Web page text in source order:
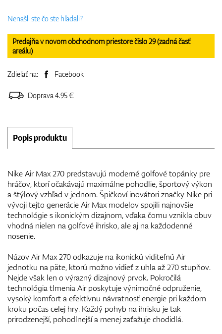
Nenašli ste čo ste hľadali?
Predajňa v novom obchodnom priestore číslo 29 (zadná časť
areálu)
Zdieľať na: Facebook
Doprava 4.95 €
Popis produktu
Nike Air Max 270 predstavujú moderné golfové topánky pre
hráčov, ktorí očakávajú maximálne pohodlie, športový výkon
a štýlový vzhľad v jednom. Špičkoví inovátori značky Nike pri
vývoji tejto generácie Air Max modelov spojili najnovšie
technológie s ikonickým dizajnom, vďaka čomu vznikla obuv
vhodná nielen na golfové ihrisko, ale aj na každodenné
nosenie.
Názov Air Max 270 odkazuje na ikonickú viditeľnú Air
jednotku na päte, ktorú možno vidieť z uhla až 270 stupňov.
Nejde však len o výrazný dizajnový prvok. Pokročilá
technológia tlmenia Air poskytuje výnimočné odpruženie,
vysoký komfort a efektívnu návratnosť energie pri každom
kroku počas celej hry. Každý pohyb na ihrisku je tak
prirodzenejší, pohodlnejší a menej zaťažuje chodidlá.